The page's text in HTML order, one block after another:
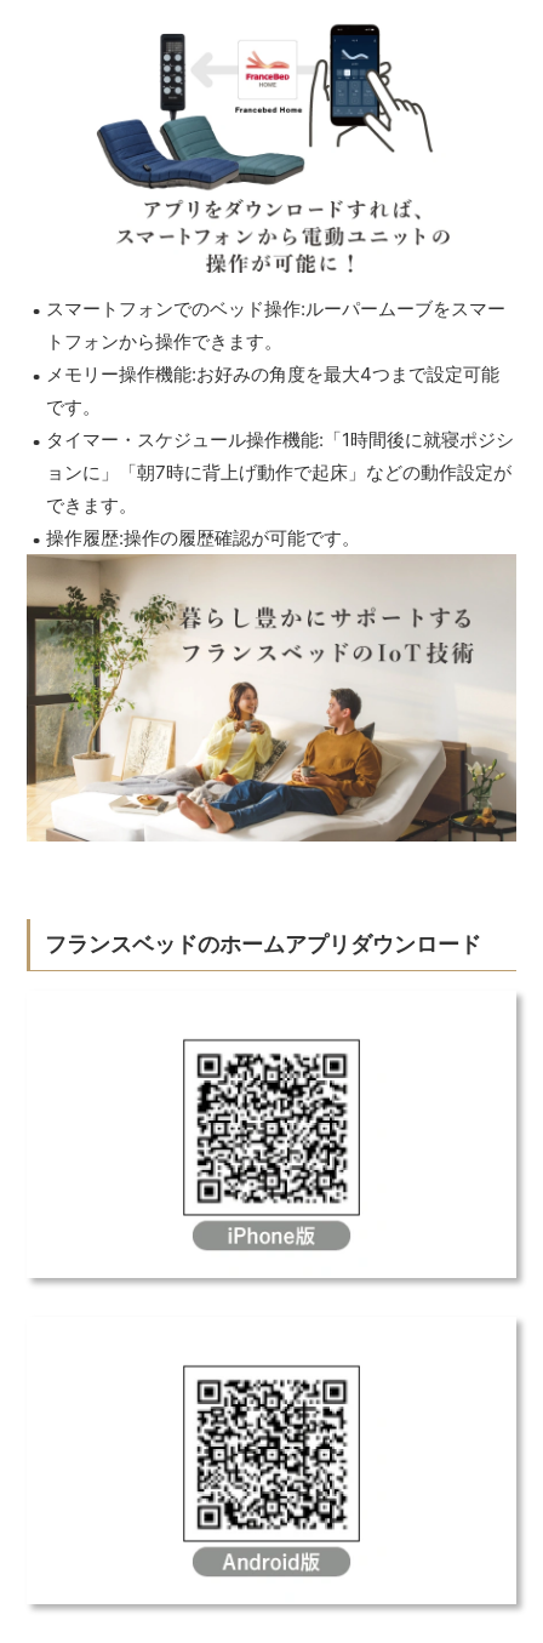
スマートフォンでのベッド操作:ルーパームーブをスマー
トフォンから操作できます。
メモリー操作機能:お好みの角度を最大4つまで設定可能
です。
タイマー・スケジュール操作機能:「1時間後に就寝ポジシ
ョンに」「朝7時に背上げ動作で起床」などの動作設定が
できます。
操作履歴:操作の履歴確認が可能です。
フランスベッドのホームアプリダウンロード